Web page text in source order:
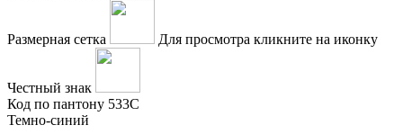
Размерная сетка Для просмотра кликните на иконку
Честный знак
Код по пантону 533С
Темно-синий